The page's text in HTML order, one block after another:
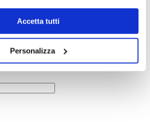
.
tramite la “X” prosegui la
alcuna profilazione e con installazione
profilazione che potrai revocare in
Accetta tutti
Personalizza